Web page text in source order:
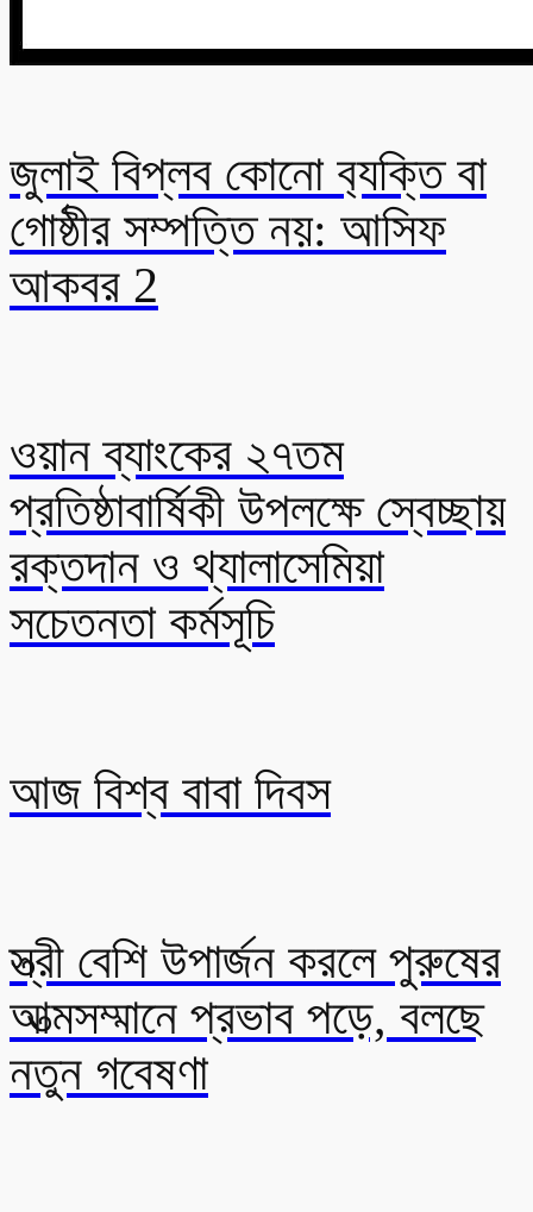
জুলাই বিপ্লব কোনো ব‍্যক্তি বা
গোষ্ঠীর সম্পত্তি নয়: আসিফ
আকবর 2
ওয়ান ব্যাংকের ২৭তম
প্রতিষ্ঠাবার্ষিকী উপলক্ষে স্বেচ্ছায়
রক্তদান ও থ্যালাসেমিয়া
সচেতনতা কর্মসূচি
আজ বিশ্ব বাবা দিবস
স্ত্রী বেশি উপার্জন করলে পুরুষের
আত্মসম্মানে প্রভাব পড়ে, বলছে
নতুন গবেষণা